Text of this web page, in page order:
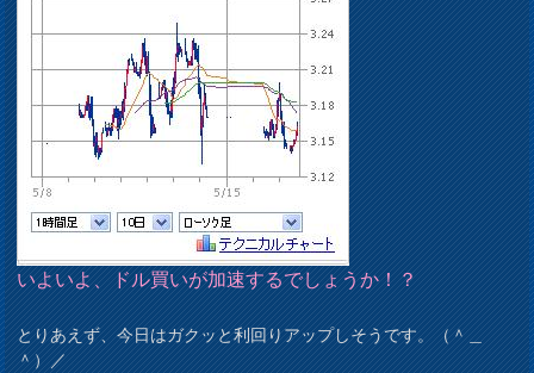
いよいよ、ドル買いが加速するでしょうか！？
とりあえず、今日はガクッと利回りアップしそうです。（＾＿
＾）／